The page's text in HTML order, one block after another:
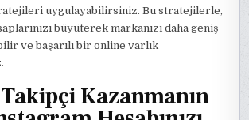
uygulayabilirsiniz. Bu stratejilerle,
büyüterek markanızı daha geniş
ve başarılı bir online varlık
Kazanmanın